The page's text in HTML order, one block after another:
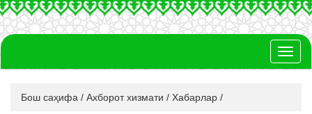
Бош саҳифа / Ахборот хизмати / Хабарлар /